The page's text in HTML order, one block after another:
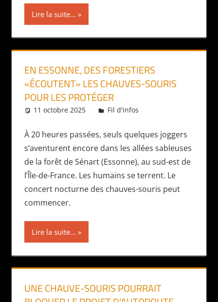
Lire la suite...
EN ESSONNE, DES FORESTIERS
«ÉCOUTENT» LES CHAUVES-SOURIS
POUR LES PROTÉGER
11 octobre 2025 Daniel
Fil d'infos
À 20 heures passées, seuls quelques joggers
s’aventurent encore dans les allées sableuses
de la forêt de Sénart (Essonne), au sud-est de
l’Île-de-France. Les humains se terrent. Le
concert nocturne des chauves-souris peut
commencer.
Lire la suite...
UNE CHAUVE-SOURIS POURRAIT